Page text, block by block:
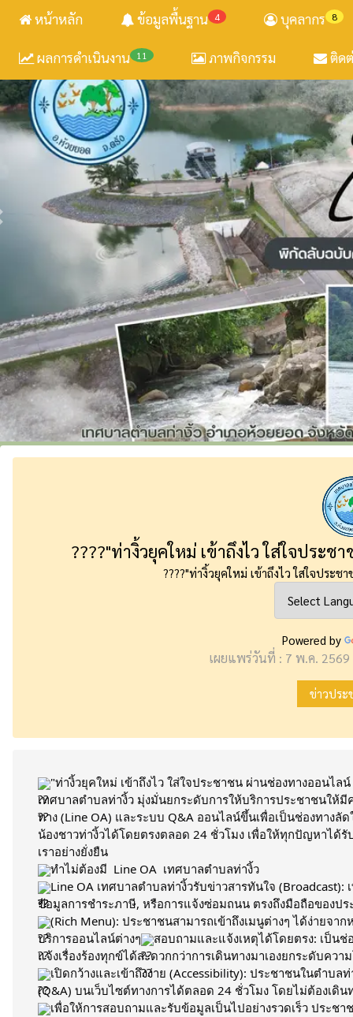
หน้าหลัก 4
ข้อมูลพื้นฐาน 8
บุคลากร
11
ผลการดำเนินงาน ภาพกิจกรรม ติด
????"ท่างิ้วยุคใหม่ เข้าถึงไว ใส่ใจประ
????"ท่างิ้วยุคใหม่ เข้าถึงไว ใส่ใจประ
Powered by
เผยแพร่วันที่ : 7 พ.ค. 2569
ข่าวปร
"ท่างิ้วยุคใหม่ เข้าถึงไว ใส่ใจประชาชน ผ่านช่องทางออนไล
เทศบาลตำบลท่างิ้ว มุ่งมั่นยกระดับการให้บริการประชาชนให้
ทาง (Line OA) และระบบ Q&A ออนไลน์ขึ้นเพื่อเป็นช่องทาง
น้องชาวท่างิ้วได้โดยตรงตลอด 24 ชั่วโมง เพื่อให้ทุกปัญหาได้
เราอย่างยั่งยืน
ทำไม่ต้องมี  Line OA  เทศบาลตำบลท่างิ้ว
Line OA เทศบาลตำบลท่างิ้วรับข่าวสารทันใจ
ข้อมูลการชำระภาษี, หรือการแจ้งซ่อมถนน ตรงถึงมือถือของ
(Rich Menu): ประชาชนสามารถเข้าถึงเมนูต่างๆ ได้ง่ายจ
บริการออนไลน์ต่างๆ
สอบถามและแจ้งเหตุได้โดยตรง: เป็น
แจ้งเรื่องร้องทุกข์ได้สะดวกกว่าการเดินทางมาเองยกระดับควา
เปิดกว้างและเข้าถึงง่าย (Accessibility): ประชาชนในตำ
(Q&A) บนเว็บไซต์ทางการได้ตลอด 24 ชั่วโมง โดยไม่ต้องเดิน
เพื่อให้การสอบถามและรับข้อมูลเป็นไปอย่างรวดเร็ว ประ